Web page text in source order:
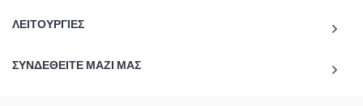
ΛΕΙΤΟΥΡΓΙΕΣ
ΣΥΝΔΕΘΕΙΤΕ ΜΑΖΙ ΜΑΣ